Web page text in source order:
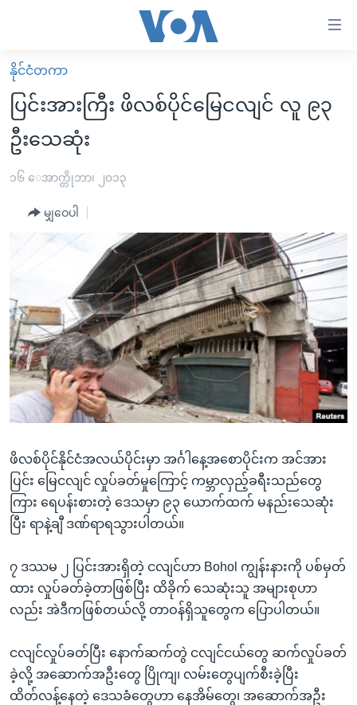
လွယ်ကူ
စေ
သည့်
Link
များ
အကြောင်းအရာ
ကြည့်
ရန်
ပင်မ
အ
ညွန်း
စာမျက်နှာ
သို့
ကြည့်
ရန်
ရှာဖွေ
ရန်
သို့
မူလစာမျက်နှာ
မြန်မာ
ကမ္ဘာ့သတင်းများ
နိုင်ငံတကာ
အစ္စရေး-ပါလက်စတိုင်း
ဗွီဒီယို
ရပ်ဝန်းတခု လမ်းတခု အလွန်
အင်္ဂလိပ်စာလေ့လာမယ်
အမေရိကန်သုံးအီဒီယံ
မကြေးမုံရဲ့ အင်္ဂလိပ်စာ
ရုပ်ရှင်ထဲက အင်္ဂလိပ်စာ
သုတပဒေသာ အင်္ဂလိပ်စာ
အပတ်စဉ်ကဏ္ဍများ
ရေဒီယို
တီဗွီ
ရေဒီယိုနှင့်ရုပ်သံ အချက်အလက်များ
ရေဒီယို/တီဗွီအစီအစဉ်
Learning English
ဗွီအိုအေ လူမှုကွန်ယက်များ
ဘာသာစကားများ
နိုင်ငံတကာ
ပြင်းအားကြီး ဖိလစ်ပိုင်မြေငလျင် လူ ၉၃
ဦးသေဆုံး
၁၆ ေအာက္တိုဘာ၊ ၂၀၁၃
မျှဝေပါ
ဖိလစ်ပိုင်နိုင်ငံအလယ်ပိုင်းမှာ အင်္ဂါနေ့အစောပိုင်းက အင်အား
ပြင်း မြေငလျင် လှုပ်ခတ်မှုကြောင့် ကမ္ဘာလှည့်ခရီးသည်တွေ
ကြား ရေပန်းစားတဲ့ ဒေသမှာ ၉၃ ယောက်ထက် မနည်းသေဆုံး
ပြီး ရာနဲ့ချီ ဒဏ်ရာရသွားပါတယ်။
၇ ဒဿမ ၂ ပြင်းအားရှိတဲ့ ငလျင်ဟာ Bohol ကျွန်းနားကို ပစ်မှတ်
ထား လှုပ်ခတ်ခဲ့တာဖြစ်ပြီး ထိခိုက် သေဆုံးသူ အများစုဟာ
လည်း အဲဒီကဖြစ်တယ်လို့ တာဝန်ရှိသူတွေက ပြောပါတယ်။
ငလျင်လှုပ်ခတ်ပြီး နောက်ဆက်တွဲ ငလျင်ငယ်တွေ ဆက်လှုပ်ခတ်
ခဲ့လို့ အဆောက်အဦးတွေ ပြိုကျ၊ လမ်းတွေပျက်စီးခဲ့ပြီး
ထိတ်လန့်နေတဲ့ ဒေသခံတွေဟာ နေအိမ်တွေ၊ အဆောက်အဦး